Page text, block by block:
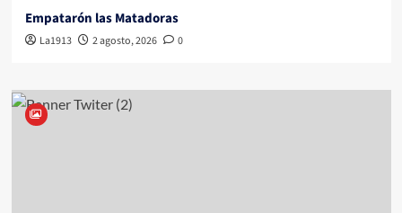
Empatarón las Matadoras
La1913 2 agosto, 2026 0